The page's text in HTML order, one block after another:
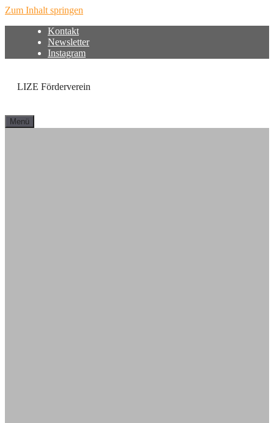
Zum Inhalt springen
Kontakt
Newsletter
Instagram
LIZE Förderverein
Menü